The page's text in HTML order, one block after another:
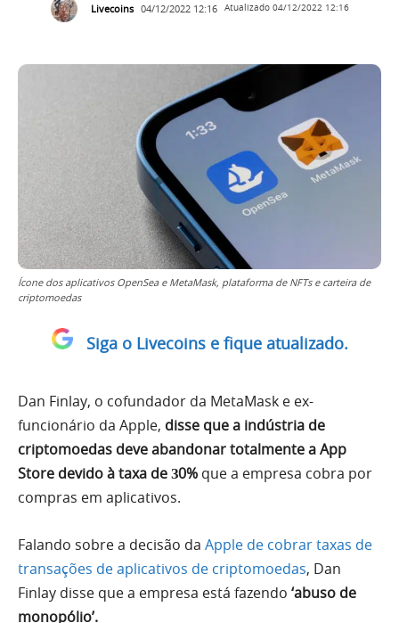
Livecoins 04/12/2022 12:16 Atualizado 04/12/2022 12:16
Ícone dos aplicativos OpenSea e MetaMask, plataforma de NFTs e carteira de
criptomoedas
Siga o Livecoins e fique atualizado.
Dan Finlay, o cofundador da MetaMask e ex-
funcionário da Apple, disse que a indústria de
criptomoedas deve abandonar totalmente a App
Store devido à taxa de З0% que a empresa cobra por
compras em aplicativos.
Falando sobre a decisão da Apple de cobrar taxas de
transações de aplicativos de criptomoedas, Dan
Finlay disse que a empresa está fazendo ‘abuso de
monopólio’.